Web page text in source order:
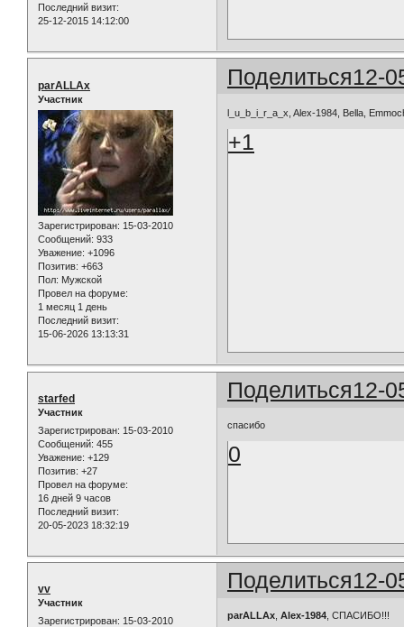
Последний визит:
25-12-2015 14:12:00
Поделиться12-
parALLAx
Участник
Зарегистрирован: 15-03-2010
Сообщений: 933
Уважение: +1096
Позитив: +663
Пол: Мужской
Провел на форуме:
1 месяц 1 день
Последний визит:
15-06-2026 13:13:31
l_u_b_i_r_a_x, Alex-1984, Bella,
+1
Поделиться12-
starfed
Участник
Зарегистрирован: 15-03-2010
Сообщений: 455
Уважение: +129
Позитив: +27
Провел на форуме:
16 дней 9 часов
Последний визит:
20-05-2023 18:32:19
спасибо
0
Поделиться12-
vv
Участник
Зарегистрирован: 15-03-2010
parALLAx ,Alex-1984 , СПАСИБО!!!